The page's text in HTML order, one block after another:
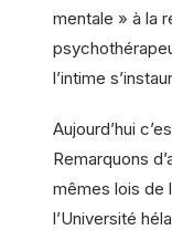
mentale » à la
l’intime
Aujourd’hui
Remarquons
mêmes lois de
l’Université